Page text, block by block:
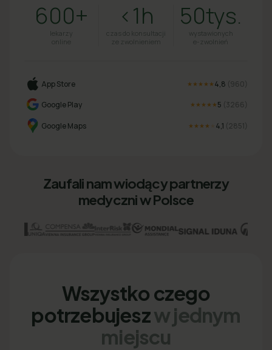
600+
lekarzy
online
<1h
czas do konsultacji
ze zwolnieniem
50tys.
wystawionych
e-zwolnień
App Store ★★★★★ 4,8 (960
Google Play
★★★★★ 5 (3266
Google Maps ★★★★ 4,1 (2851
Zaufali nam wiodący partnerzy
medyczni w Polsce
Wszystko czego
potrzebujeszw jednym
miejscu